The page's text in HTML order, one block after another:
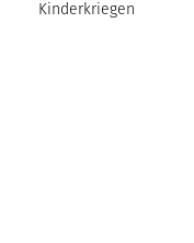
Kinderkriegen